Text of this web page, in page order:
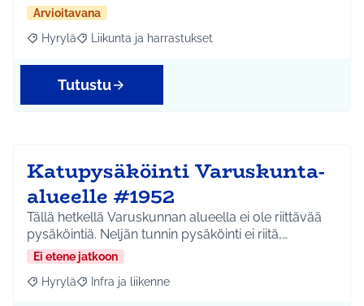
Arvioitavana
Rajaa tulokset aihepiirin mukaan: Hyrylä
Hyrylä Rajaa tulokset teeman mukaan: Liikunta ja
Liikunta ja harrastukset
Tutustu
Katupysäköinti Varuskunta-
alueelle #1952
Tällä hetkellä Varuskunnan alueella ei ole riittävää
pysäköintiä. Neljän tunnin pysäköinti ei riitä,…
Ei etene jatkoon
Rajaa tulokset aihepiirin mukaan: Hyrylä
Hyrylä Rajaa tulokset teeman mukaan: Infra ja liikenne
Infra ja liikenne